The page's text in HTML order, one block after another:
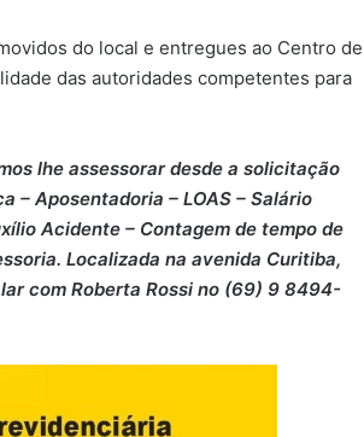
do local e entregues ao Centro de
das autoridades competentes para
lhe assessorar desde a solicitação
– ⁠Aposentadoria – ⁠LOAS – ⁠Salário
Acidente – ⁠Contagem de tempo de
Localizada na avenida Curitiba,
com Roberta Rossi no (69) 9 8494-